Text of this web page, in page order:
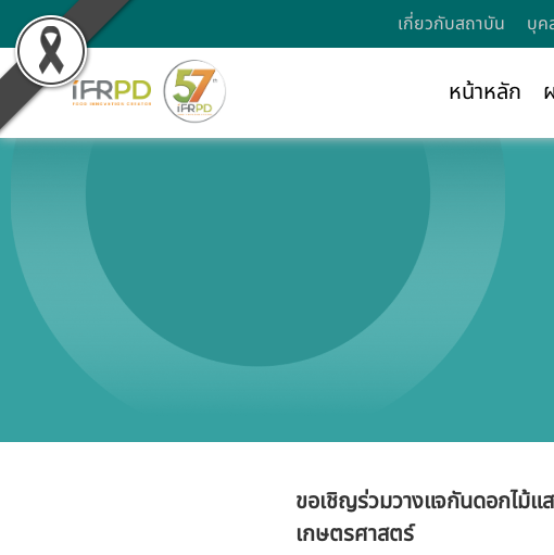
เกี่ยวกับสถาบัน บุค
หน้าหลัก
ขอเชิญร่วมวางแจกันดอกไม้แ
เกษตรศาสตร์